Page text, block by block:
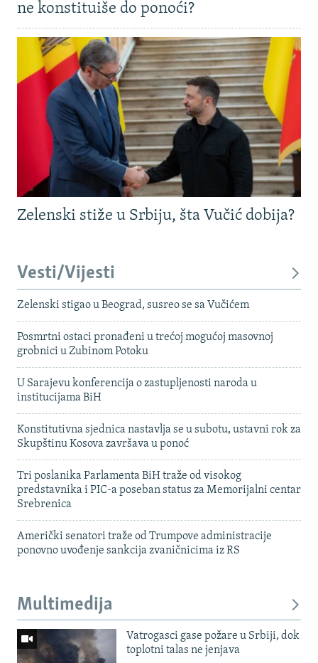
ne konstituiše do ponoći?
Zelenski stiže u Srbiju, šta Vučić dobija?
Vesti/Vijesti
Zelenski stigao u Beograd, susreo se sa Vučićem
Posmrtni ostaci pronađeni u trećoj mogućoj masovnoj
grobnici u Zubinom Potoku
U Sarajevu konferencija o zastupljenosti naroda u
institucijama BiH
Konstitutivna sjednica nastavlja se u subotu, ustavni rok za
Skupštinu Kosova završava u ponoć
Tri poslanika Parlamenta BiH traže od visokog
predstavnika i PIC-a poseban status za Memorijalni centar
Srebrenica
Američki senatori traže od Trumpove administracije
ponovno uvođenje sankcija zvaničnicima iz RS
Multimedija
Vatrogasci gase požare u Srbiji, dok
toplotni talas ne jenjava